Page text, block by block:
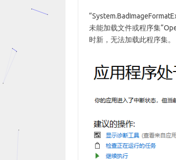
未能加载文件或程序集
时新，无法加载此程序集。